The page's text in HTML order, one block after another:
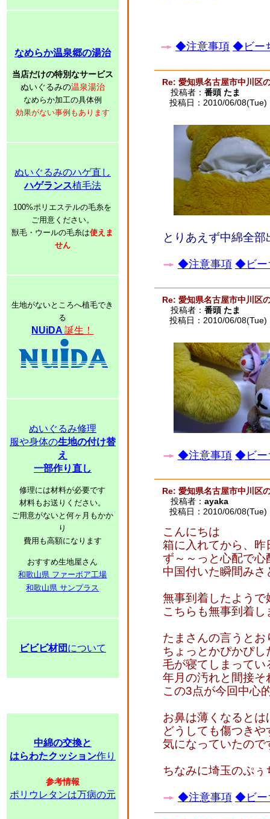
なめらか温泉郷の湯治
当店だけの特別なサービス
ぬいぐるみの温泉湯治
なめらか加工の具体例
効果がない事例もあります
ぬいぐるみのハゲ直し
ハゲランス植毛法
100%ポリエステルの毛糸を
ご用意ください。
獣毛・ウールの毛糸は使えま
せん
生地がないところへ植毛でき
る
NUiDA誕生！
ぬいぐるみ修理
服や身体の生地の付け替
え
一部作り直し
修理には材料が必要です
材料もお送りください。
ご用意がないと何ヶ月もかか
り
費用も高額になります
おすすめ生地屋さん
和歌山県 ファーボア工場
和歌山県 サンプラス
ビビビ材団 について
中綿の交換と
はらわたクッション作り
参考情報
ポリウレタンは万病の元
◆注意事項 ◆ビー
Re: 愛知県名古屋市中川区
投稿者： 番頭 たま
投稿日：2010/06/
とりあえず中綿全
◆注意事項 ◆ビー
Re: 愛知県名古屋市中川区
投稿者： 番頭 たま
投稿日：2010/06/
◆注意事項 ◆ビー
Re: 愛知県名古屋市中川区
投稿者： ayaka
投稿日：2010/06/
こんにちは
箱に入れてから、昨
ず～～っと心配で心
中国付いた瞬間み
無事到着したようで
こちらも無事到着
たまさんの言うとお
ちょっとかぴかぴし
毛が寝てしまって
年月の汚れと間接そ
この3点が今回中心
お鼻は薄くなると
どうしても傷つき
気になっていたので
ちなみに埼玉のぷ
◆注意事項 ◆ビー